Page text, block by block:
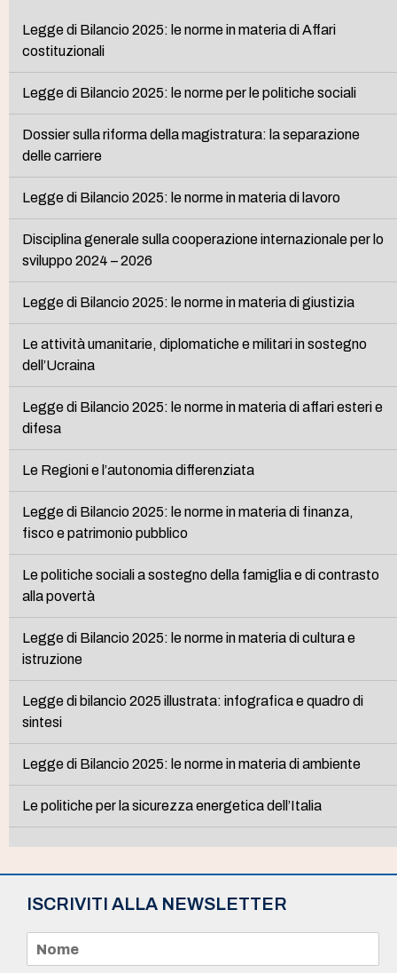
Legge di Bilancio 2025: le norme in materia di Affari
costituzionali
Legge di Bilancio 2025: le norme per le politiche sociali
Dossier sulla riforma della magistratura: la separazione
delle carriere
Legge di Bilancio 2025: le norme in materia di lavoro
Disciplina generale sulla cooperazione internazionale per lo
sviluppo 2024 – 2026
Legge di Bilancio 2025: le norme in materia di giustizia
Le attività umanitarie, diplomatiche e militari in sostegno
dell’Ucraina
Legge di Bilancio 2025: le norme in materia di affari esteri e
difesa
Le Regioni e l’autonomia differenziata
Legge di Bilancio 2025: le norme in materia di finanza,
fisco e patrimonio pubblico
Le politiche sociali a sostegno della famiglia e di contrasto
alla povertà
Legge di Bilancio 2025: le norme in materia di cultura e
istruzione
Legge di bilancio 2025 illustrata: infografica e quadro di
sintesi
Legge di Bilancio 2025: le norme in materia di ambiente
Le politiche per la sicurezza energetica dell’Italia
ISCRIVITI ALLA NEWSLETTER
m